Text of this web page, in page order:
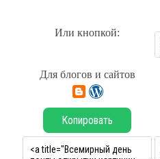
Или кнопкой:
Для блогов и сайтов
Копировать